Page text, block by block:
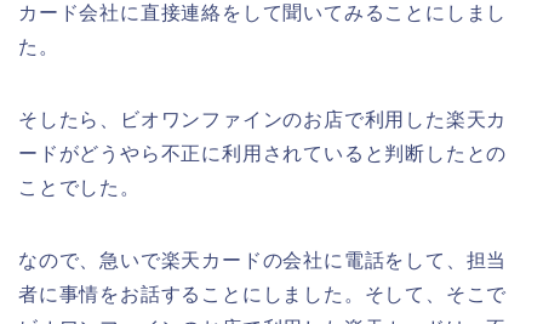
カード会社に直接連絡をして聞いてみることにしまし
た。
そしたら、ビオワンファインのお店で利用した楽天カ
ードがどうやら不正に利用されていると判断したとの
ことでした。
なので、急いで楽天カードの会社に電話をして、担当
者に事情をお話することにしました。そして、そこで